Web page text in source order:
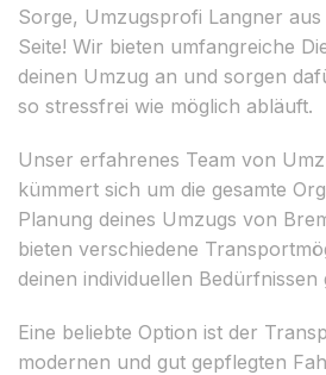
Sorge, Umzugsprofi Langner
Seite! Wir bieten umfangreiche
deinen Umzug an und sorgen
so stressfrei wie möglich abläuft.
Unser erfahrenes Team von
kümmert sich um die gesamte
Planung deines Umzugs von
bieten verschiedene
deinen individuellen
Eine beliebte Option ist der
modernen und gut gepflegten